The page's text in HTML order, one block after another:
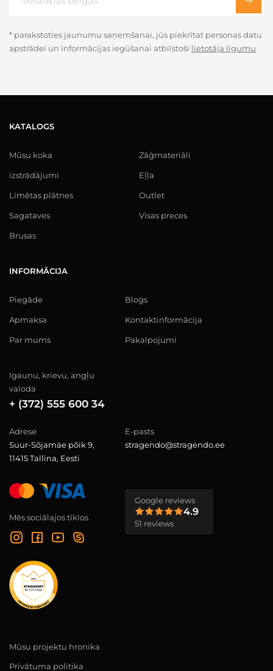
* parakstoties jaunumu saņemšanai, jūs piekrītat personas datu
apstrādei un informācijas iegūšanai atbilstoši lietotāja līgumu
KATALOGS
Mūsu koka
izstrādājumi
Līmētas plātnes
Sagataves
Brusas
Zāģmateriāli
Eļļa
Outlet
Visas preces
INFORMĀCIJA
Piegāde
Apmaksa
Par mums
Blogs
Kontaktinformācija
Pakalpojumi
Igauņu, krievu, angļu
valoda
+ (372) 555 600 34
Adrese
Suur-Sõjamäe põik 9,
11415 Tallina, Eesti
E-pasts
stragendo@stragendo.ee
Mēs sociālajos tīklos
Google reviews
4.9
51 reviews
Mūsu projektu hronika
Privātuma politika